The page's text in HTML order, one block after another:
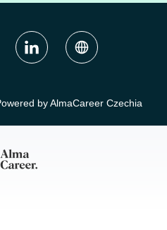
by AlmaCareer Czechia